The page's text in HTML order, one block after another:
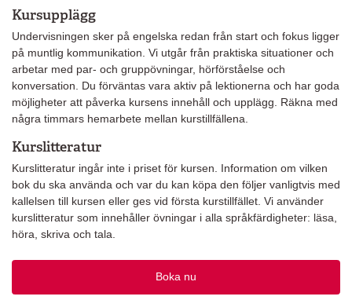
Kursupplägg
Undervisningen sker på engelska redan från start och fokus ligger
på muntlig kommunikation. Vi utgår från praktiska situationer och
arbetar med par- och gruppövningar, hörförståelse och
konversation. Du förväntas vara aktiv på lektionerna och har goda
möjligheter att påverka kursens innehåll och upplägg. Räkna med
några timmars hemarbete mellan kurstillfällena.
Kurslitteratur
Kurslitteratur ingår inte i priset för kursen. Information om vilken
bok du ska använda och var du kan köpa den följer vanligtvis med
kallelsen till kursen eller ges vid första kurstillfället. Vi använder
kurslitteratur som innehåller övningar i alla språkfärdigheter: läsa,
höra, skriva och tala.
Boka nu